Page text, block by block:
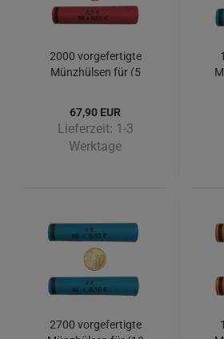
2000 vorgefertigte
Münzhülsen für (5
67,90 EUR
Lieferzeit: 1-3
Werktage
2700 vorgefertigte